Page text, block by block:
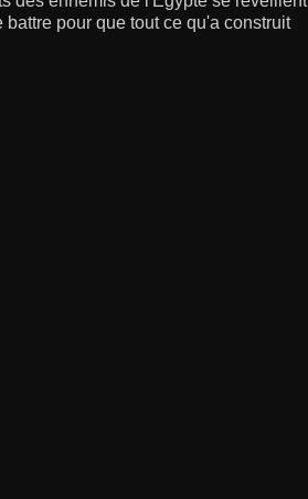
pour que tout ce qu'a construit